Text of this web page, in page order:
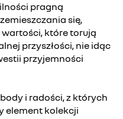
pragną
się,
które torują
przyszłości, nie idąc
przyjemności
i radości, z których
element kolekcji